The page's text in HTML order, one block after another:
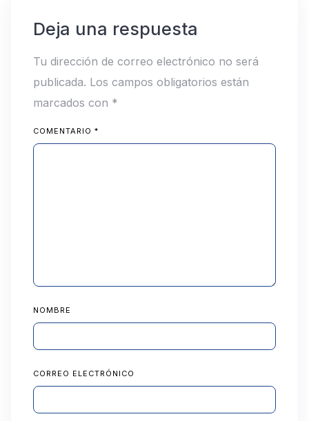
Deja una respuesta
Tu dirección de correo electrónico no será
publicada. Los campos obligatorios están
marcados con *
COMENTARIO *
NOMBRE
CORREO ELECTRÓNICO